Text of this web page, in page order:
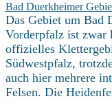
Bad Duerkheimer
Das Gebiet um Bad
Vorderpfalz ist zwar
offizielles
Südwestpfalz,
auch hier mehrere
Felsen. Die